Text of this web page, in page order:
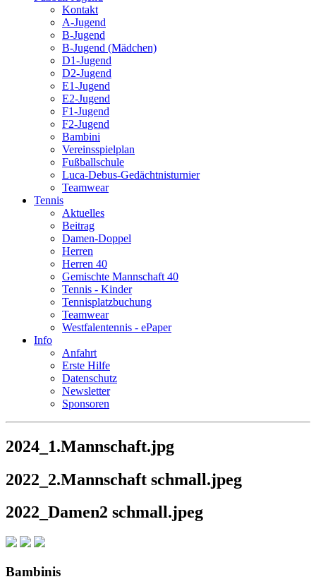
Kontakt
A-Jugend
B-Jugend
B-Jugend (Mädchen)
D1-Jugend
D2-Jugend
E1-Jugend
E2-Jugend
F1-Jugend
F2-Jugend
Bambini
Vereinsspielplan
Fußballschule
Luca-Debus-Gedächtnisturnier
Teamwear
Tennis
Aktuelles
Beitrag
Damen-Doppel
Herren
Herren 40
Gemischte Mannschaft 40
Tennis - Kinder
Tennisplatzbuchung
Teamwear
Westfalentennis - ePaper
Info
Anfahrt
Erste Hilfe
Datenschutz
Newsletter
Sponsoren
2024_1.Mannschaft.jpg
2022_2.Mannschaft schmall.jpeg
2022_Damen2 schmall.jpeg
Bambinis